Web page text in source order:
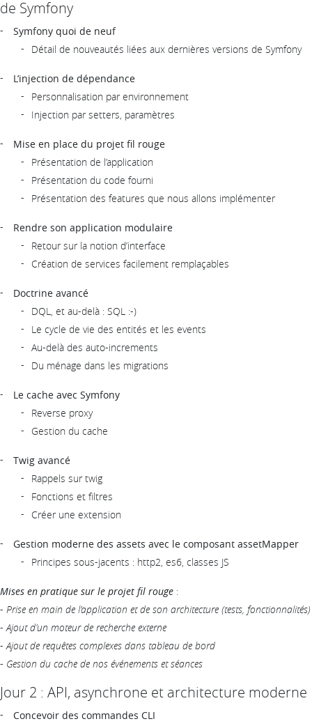
de Symfony
Symfony quoi de neuf
Détail de nouveautés liées aux dernières versions de Symfony
L’injection de dépendance
Personnalisation par environnement
Injection par setters, paramètres
Mise en place du projet fil rouge
Présentation de l’application
Présentation du code fourni
Présentation des features que nous allons implémenter
Rendre son application modulaire
Retour sur la notion d’interface
Création de services facilement remplaçables
Doctrine avancé
DQL, et au-delà : SQL :-)
Le cycle de vie des entités et les events
Au-delà des auto-increments
Du ménage dans les migrations
Le cache avec Symfony
Reverse proxy
Gestion du cache
Twig avancé
Rappels sur twig
Fonctions et filtres
Créer une extension
Gestion moderne des assets avec le composant assetMapper
Principes sous-jacents : http2, es6, classes JS
Mises en pratique sur le projet fil rouge :
- Prise en main de l’application et de son architecture (tests, fonctionnalités)
-Ajout d’un moteur de recherche externe
-Ajout de requêtes complexes dans tableau de bord
- Gestion du cache de nos événements et séances
Jour 2 : API, asynchrone et architecture moderne
Concevoir des commandes CLI